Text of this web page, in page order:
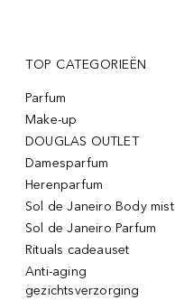
TOP CATEGORIEËN
Parfum
Make-up
DOUGLAS OUTLET
Damesparfum
Herenparfum
Sol de Janeiro Body mist
Sol de Janeiro Parfum
Rituals cadeauset
Anti-aging
gezichtsverzorging